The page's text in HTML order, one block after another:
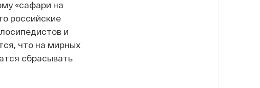
«сафари на
российские
и
что на мирных
сбрасывать